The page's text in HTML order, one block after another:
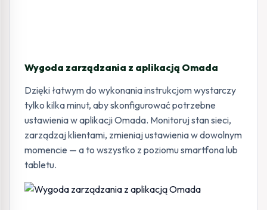
Wygoda zarządzania z aplikacją Omada
Dzięki łatwym do wykonania instrukcjom wystarczy
tylko kilka minut, aby skonfigurować potrzebne
ustawienia w aplikacji Omada. Monitoruj stan sieci,
zarządzaj klientami, zmieniaj ustawienia w dowolnym
momencie — a to wszystko z poziomu smartfona lub
tabletu.